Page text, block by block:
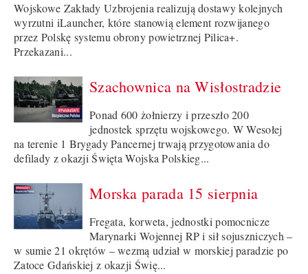
Wojskowe Zakłady Uzbrojenia realizują dostawy kolejnych
wyrzutni iLauncher, które stanowią element rozwijanego
przez Polskę systemu obrony powietrznej Pilica+.
Przekazani...
Szachownica na Wisłostradzie
Ponad 600 żołnierzy i przeszło 200
jednostek sprzętu wojskowego. W Wesołej
na terenie 1 Brygady Pancernej trwają przygotowania do
defilady z okazji Święta Wojska Polskieg...
Morska parada 15 sierpnia
Fregata, korweta, jednostki pomocnicze
Marynarki Wojennej RP i sił sojuszniczych –
w sumie 21 okrętów – wezmą udział w morskiej paradzie po
Zatoce Gdańskiej z okazji Świę...